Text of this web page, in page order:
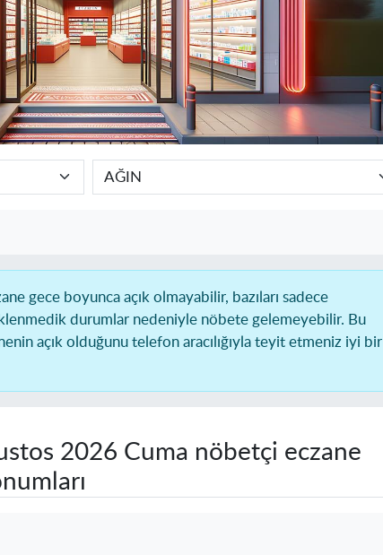
gece boyunca açık olmayabilir, bazıları sadece
durumlar nedeniyle nöbete gelemeyebilir. Bu
açık olduğunu telefon aracılığıyla teyit etmeniz iyi bir
2026 Cuma nöbetçi eczane